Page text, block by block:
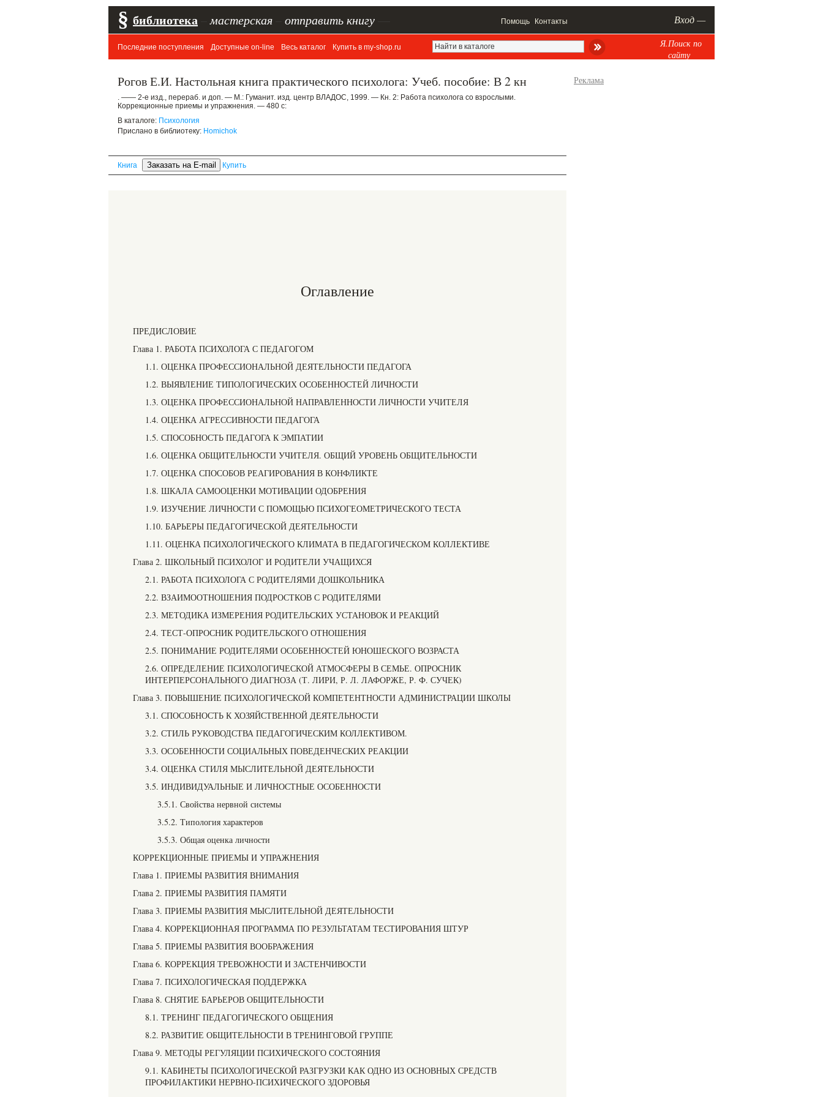
§ библиотека мастерская отправить книгу Помощь Контакты Вход —
Последние поступления Доступные on-line Весь каталог Купить в my-shop.ru
Я.Поиск по
сайту
Рогов Е.И. Настольная книга практического психолога: Учеб. пособие: В 2 кн
. —— 2-е изд., перераб. и доп. — М.: Гуманит. изд. центр ВЛАДОС, 1999. — Кн. 2: Работа психолога со взрослыми.
Коррекционные приемы и упражнения. — 480 с:
В каталоге: Психология
Прислано в библиотеку: Homichok
Книга Купить
Оглавление
ПРЕДИСЛОВИЕ
Глава 1. РАБОТА ПСИХОЛОГА С ПЕДАГОГОМ
1.1. ОЦЕНКА ПРОФЕССИОНАЛЬНОЙ ДЕЯТЕЛЬНОСТИ ПЕДАГОГА
1.2. ВЫЯВЛЕНИЕ ТИПОЛОГИЧЕСКИХ ОСОБЕННОСТЕЙ ЛИЧНОСТИ
1.3. ОЦЕНКА ПРОФЕССИОНАЛЬНОЙ НАПРАВЛЕННОСТИ ЛИЧНОСТИ УЧИТЕЛЯ
1.4. ОЦЕНКА АГРЕССИВНОСТИ ПЕДАГОГА
1.5. СПОСОБНОСТЬ ПЕДАГОГА К ЭМПАТИИ
1.6. ОЦЕНКА ОБЩИТЕЛЬНОСТИ УЧИТЕЛЯ. ОБЩИЙ УРОВЕНЬ ОБЩИТЕЛЬНОСТИ
1.7. ОЦЕНКА СПОСОБОВ РЕАГИРОВАНИЯ В КОНФЛИКТЕ
1.8. ШКАЛА САМООЦЕНКИ МОТИВАЦИИ ОДОБРЕНИЯ
1.9. ИЗУЧЕНИЕ ЛИЧНОСТИ С ПОМОЩЬЮ ПСИХОГЕОМЕТРИЧЕСКОГО ТЕСТА
1.10. БАРЬЕРЫ ПЕДАГОГИЧЕСКОЙ ДЕЯТЕЛЬНОСТИ
1.11. ОЦЕНКА ПСИХОЛОГИЧЕСКОГО КЛИМАТА В ПЕДАГОГИЧЕСКОМ КОЛЛЕКТИВЕ
Глава 2. ШКОЛЬНЫЙ ПСИХОЛОГ И РОДИТЕЛИ УЧАЩИХСЯ
2.1. РАБОТА ПСИХОЛОГА С РОДИТЕЛЯМИ ДОШКОЛЬНИКА
2.2. ВЗАИМООТНОШЕНИЯ ПОДРОСТКОВ С РОДИТЕЛЯМИ
2.3. МЕТОДИКА ИЗМЕРЕНИЯ РОДИТЕЛЬСКИХ УСТАНОВОК И РЕАКЦИЙ
2.4. ТЕСТ-ОПРОСНИК РОДИТЕЛЬСКОГО ОТНОШЕНИЯ
2.5. ПОНИМАНИЕ РОДИТЕЛЯМИ ОСОБЕННОСТЕЙ ЮНОШЕСКОГО ВОЗРАСТА
2.6. ОПРЕДЕЛЕНИЕ ПСИХОЛОГИЧЕСКОЙ АТМОСФЕРЫ В СЕМЬЕ. ОПРОСНИК
ИНТЕРПЕРСОНАЛЬНОГО ДИАГНОЗА (Т. ЛИРИ, Р. Л. ЛАФОРЖЕ, Р. Ф. СУЧЕК)
Глава 3. ПОВЫШЕНИЕ ПСИХОЛОГИЧЕСКОЙ КОМПЕТЕНТНОСТИ АДМИНИСТРАЦИИ ШКОЛЫ
3.1. СПОСОБНОСТЬ К ХОЗЯЙСТВЕННОЙ ДЕЯТЕЛЬНОСТИ
3.2. СТИЛЬ РУКОВОДСТВА ПЕДАГОГИЧЕСКИМ КОЛЛЕКТИВОМ.
3.3. ОСОБЕННОСТИ СОЦИАЛЬНЫХ ПОВЕДЕНЧЕСКИХ РЕАКЦИИ
3.4. ОЦЕНКА СТИЛЯ МЫСЛИТЕЛЬНОЙ ДЕЯТЕЛЬНОСТИ
3.5. ИНДИВИДУАЛЬНЫЕ И ЛИЧНОСТНЫЕ ОСОБЕННОСТИ
3.5.1. Свойства нервной системы
3.5.2. Типология характеров
3.5.3. Общая оценка личности
КОРРЕКЦИОННЫЕ ПРИЕМЫ И УПРАЖНЕНИЯ
Глава 1. ПРИЕМЫ РАЗВИТИЯ ВНИМАНИЯ
Глава 2. ПРИЕМЫ РАЗВИТИЯ ПАМЯТИ
Глава 3. ПРИЕМЫ РАЗВИТИЯ МЫСЛИТЕЛЬНОЙ ДЕЯТЕЛЬНОСТИ
Глава 4. КОРРЕКЦИОННАЯ ПРОГРАММА ПО РЕЗУЛЬТАТАМ ТЕСТИРОВАНИЯ ШТУР
Глава 5. ПРИЕМЫ РАЗВИТИЯ ВООБРАЖЕНИЯ
Глава 6. КОРРЕКЦИЯ ТРЕВОЖНОСТИ И ЗАСТЕНЧИВОСТИ
Глава 7. ПСИХОЛОГИЧЕСКАЯ ПОДДЕРЖКА
Глава 8. СНЯТИЕ БАРЬЕРОВ ОБЩИТЕЛЬНОСТИ
8.1. ТРЕНИНГ ПЕДАГОГИЧЕСКОГО ОБЩЕНИЯ
8.2. РАЗВИТИЕ ОБЩИТЕЛЬНОСТИ В ТРЕНИНГОВОЙ ГРУППЕ
Глава 9. МЕТОДЫ РЕГУЛЯЦИИ ПСИХИЧЕСКОГО СОСТОЯНИЯ
9.1. КАБИНЕТЫ ПСИХОЛОГИЧЕСКОЙ РАЗГРУЗКИ КАК ОДНО ИЗ ОСНОВНЫХ СРЕДСТВ
ПРОФИЛАКТИКИ НЕРВНО-ПСИХИЧЕСКОГО ЗДОРОВЬЯ
Реклама